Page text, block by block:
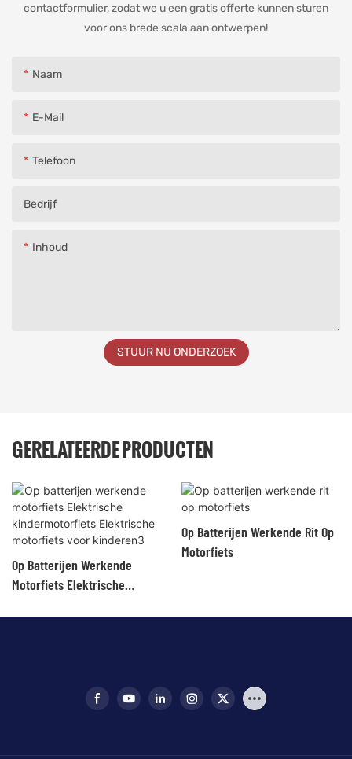
contactformulier, zodat we u een gratis offerte kunnen sturen
voor ons brede scala aan ontwerpen!
Naam
E-Mail
Telefoon
Bedrijf
Inhoud
STUUR NU ONDERZOEK
GERELATEERDE PRODUCTEN
Op Batterijen Werkende
Motorfiets Elektrische
Op Batterijen Werkende Rit Op
Motorfiets